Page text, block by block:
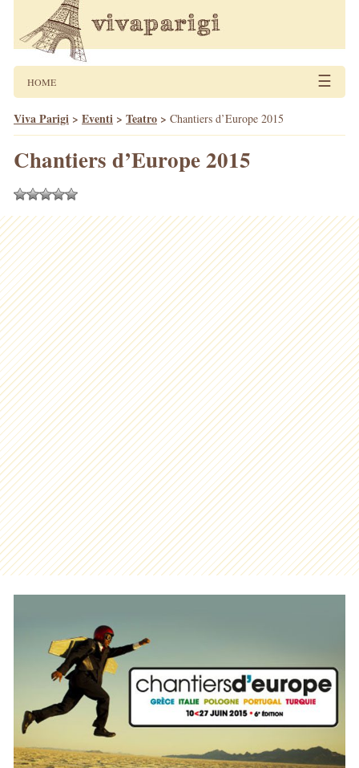
HOME ☰
Viva Parigi > Eventi > Teatro > Chantiers d’Europe 2015
Chantiers d’Europe 2015